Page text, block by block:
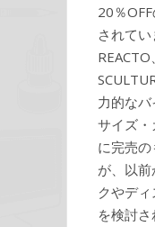
20％
されてい
REACTO
力的なバ
サイズ
に完売
が、以
クやデ
を検討